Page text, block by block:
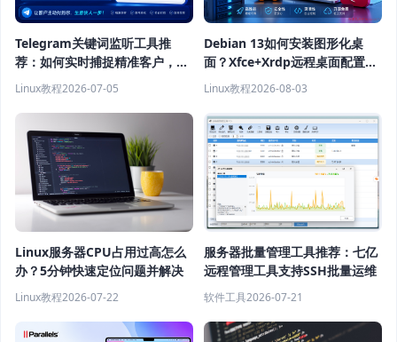
Telegram关键词监听工具推
荐：如何实时捕捉精准客户，提
高获客效率？
Linux教程2026-07-05
Debian 13如何安装图形化桌
面？Xfce+Xrdp远程桌面配置教
程
Linux教程2026-08-03
Linux服务器CPU占用过高怎么
办？5分钟快速定位问题并解决
Linux教程2026-07-22
服务器批量管理工具推荐：七亿
远程管理工具支持SSH批量运维
软件工具2026-07-21